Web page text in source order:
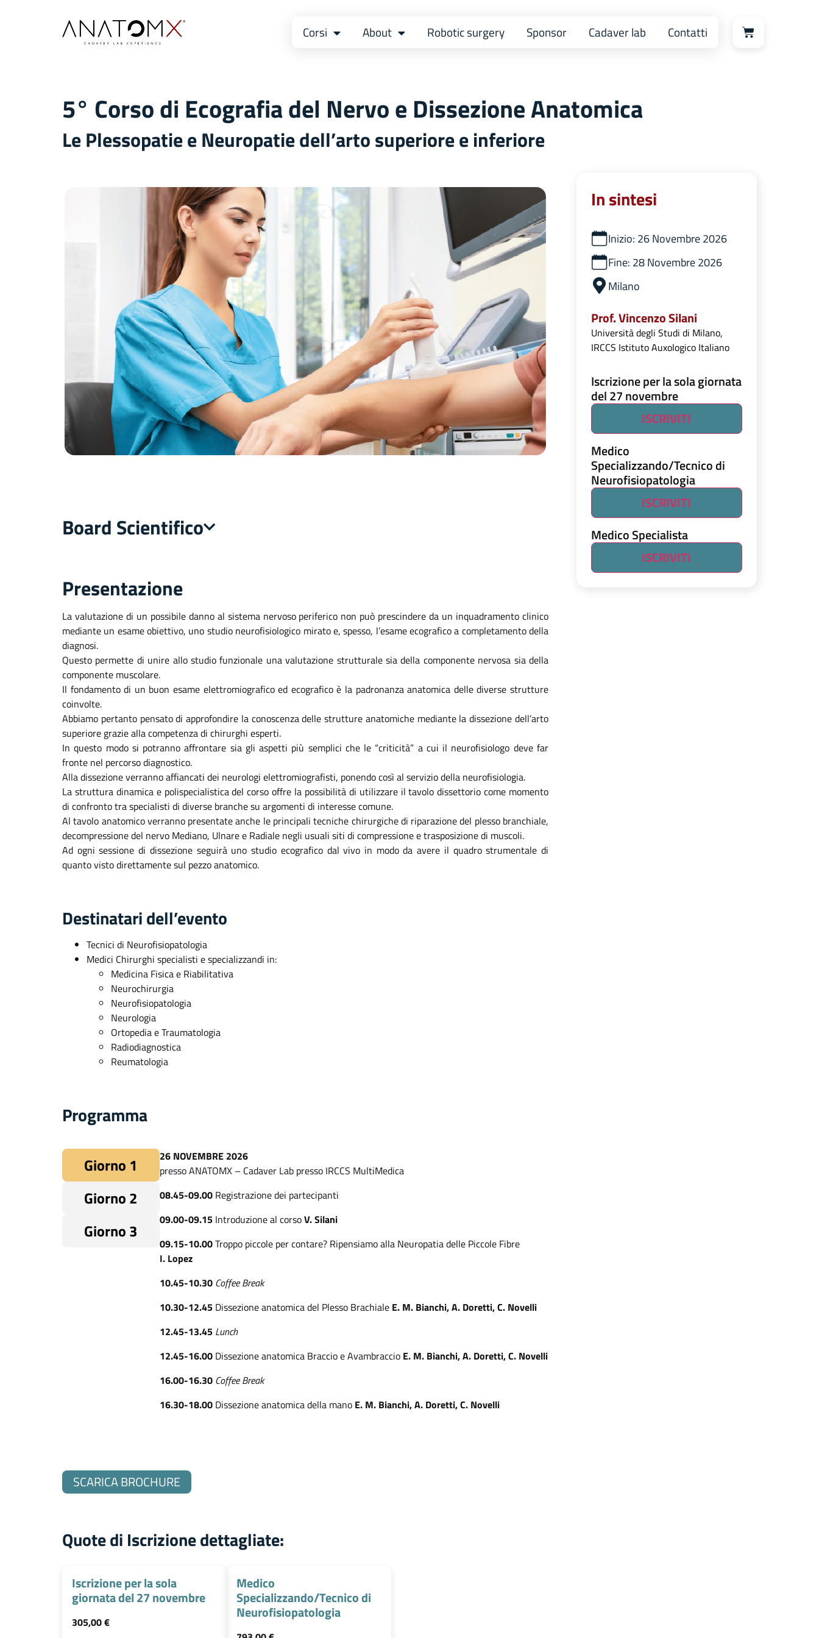
Corsi About Robotic surgery Sponsor Cadaver lab Contatti
5° Corso di Ecografia del Nervo e Dissezione Anatomica
Le Plessopatie e Neuropatie dell’arto superiore e inferiore
Board Scientifico
Presentazione
La valutazione di un possibile danno al sistema nervoso periferico non può prescindere da un inquadramento clinico
mediante un esame obiettivo, uno studio neurofisiologico mirato e, spesso, l’esame ecografico a completamento della
diagnosi.
Questo permette di unire allo studio funzionale una valutazione strutturale sia della componente nervosa sia della
componente muscolare.
Il fondamento di un buon esame elettromiografico ed ecografico è la padronanza anatomica delle diverse strutture
coinvolte.
Abbiamo pertanto pensato di approfondire la conoscenza delle strutture anatomiche mediante la dissezione dell’arto
superiore grazie alla competenza di chirurghi esperti.
In questo modo si potranno affrontare sia gli aspetti più semplici che le “criticità” a cui il neurofisiologo deve far
fronte nel percorso diagnostico.
Alla dissezione verranno affiancati dei neurologi elettromiografisti, ponendo così al servizio della neurofisiologia.
La struttura dinamica e polispecialistica del corso offre la possibilità di utilizzare il tavolo dissettorio come momento
di confronto tra specialisti di diverse branche su argomenti di interesse comune.
Al tavolo anatomico verranno presentate anche le principali tecniche chirurgiche di riparazione del plesso branchiale,
decompressione del nervo Mediano, Ulnare e Radiale negli usuali siti di compressione e trasposizione di muscoli.
Ad ogni sessione di dissezione seguirà uno studio ecografico dal vivo in modo da avere il quadro strumentale di
quanto visto direttamente sul pezzo anatomico.
Destinatari dell’evento
Tecnici di Neurofisiopatologia
Medici Chirurghi specialisti e specializzandi in:
Medicina Fisica e Riabilitativa
Neurochirurgia
Neurofisiopatologia
Neurologia
Ortopedia e Traumatologia
Radiodiagnostica
Reumatologia
Programma
Giorno 1
Giorno 2
Giorno 3
26 NOVEMBRE 2026
presso ANATOMX – Cadaver Lab presso IRCCS MultiMedica
08.45-09.00Registrazione dei partecipanti
09.00-09.15 Introduzione al corsoV. Silani
09.15-10.00Troppo piccole per contare? Ripensiamo alla Neuropatia delle Piccole Fibre
I. Lopez
10.45-10.30 Coffee Break
10.30-12.45 Dissezione anatomica del Plesso Brachiale E. M. Bianchi, A. Doretti, C. Novelli
12.45-13.45 Lunch
12.45-16.00 Dissezione anatomica Braccio e Avambraccio E. M. Bianchi, A. Doretti, C. Novelli
16.00-16.30 Coffee Break
16.30-18.00 Dissezione anatomica della mano E. M. Bianchi, A. Doretti, C. Novelli
SCARICA BROCHURE
Quote di Iscrizione dettagliate:
Iscrizione per la sola
giornata del 27 novembre
305,00€
Medico
Specializzando/Tecnico di
Neurofisiopatologia
In sintesi
Inizio: 26 Novembre 2026
Fine: 28 Novembre 2026
Milano
Prof. Vincenzo Silani
Università degli Studi di Milano,
IRCCS Istituto Auxologico Italiano
Iscrizione per la sola giornata
del 27 novembre
ISCRIVITI
Medico
Specializzando/Tecnico di
Neurofisiopatologia
ISCRIVITI
Medico Specialista
ISCRIVITI